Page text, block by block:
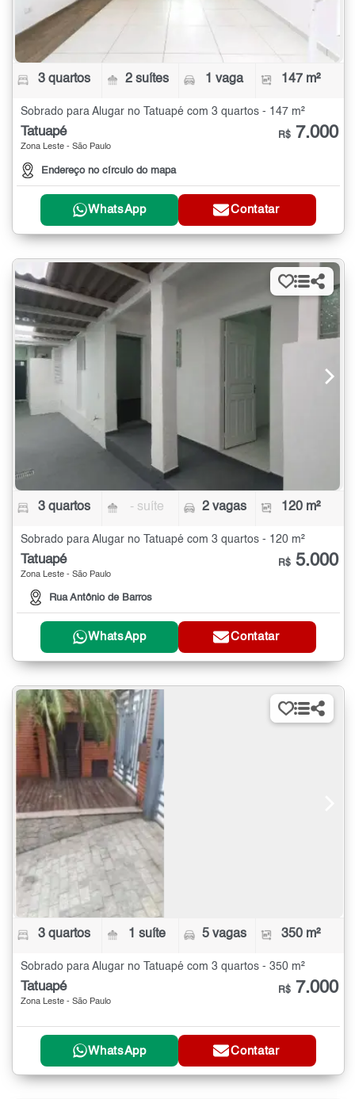
3 quartos 2 suítes 1 vaga 147 m²
Sobrado para Alugar no Tatuapé com 3 quartos - 147 m²
Tatuapé
Zona Leste - São Paulo
Endereço no círculo do mapa
R$ 7.000
WhatsApp Contatar
3 quartos - suíte 2 vagas 120 m²
Sobrado para Alugar no Tatuapé com 3 quartos - 120 m²
Tatuapé
Zona Leste - São Paulo
Rua Antônio de Barros
R$ 5.000
WhatsApp Contatar
3 quartos 1 suíte 5 vagas 350 m²
Sobrado para Alugar no Tatuapé com 3 quartos - 350 m²
Tatuapé
Zona Leste - São Paulo
R$ 7.000
WhatsApp Contatar